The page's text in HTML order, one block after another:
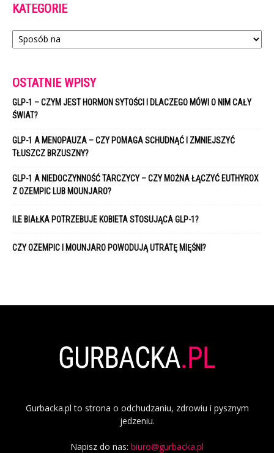
KATEGORIE
Kategorie
OSTATNIE WPISY
GLP-1 – CZYM JEST HORMON SYTOŚCI I DLACZEGO MÓWI O NIM CAŁY
ŚWIAT?
GLP-1 A MENOPAUZA – CZY POMAGA SCHUDNĄĆ I ZMNIEJSZYĆ
TŁUSZCZ BRZUSZNY?
GLP-1 A NIEDOCZYNNOŚĆ TARCZYCY – CZY MOŻNA ŁĄCZYĆ EUTHYROX
Z OZEMPIC LUB MOUNJARO?
ILE BIAŁKA POTRZEBUJE KOBIETA STOSUJĄCA GLP-1?
CZY OZEMPIC I MOUNJARO POWODUJĄ UTRATĘ MIĘŚNI?
Gurbacka.pl to strona o odchudzaniu, zdrowiu i pysznym
jedzeniu.
Napisz do nas: biuro@gurbacka.pl